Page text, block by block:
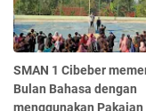
SMAN 1 Cibeber
Bulan Bahasa dengan
menggunakan Pakaian